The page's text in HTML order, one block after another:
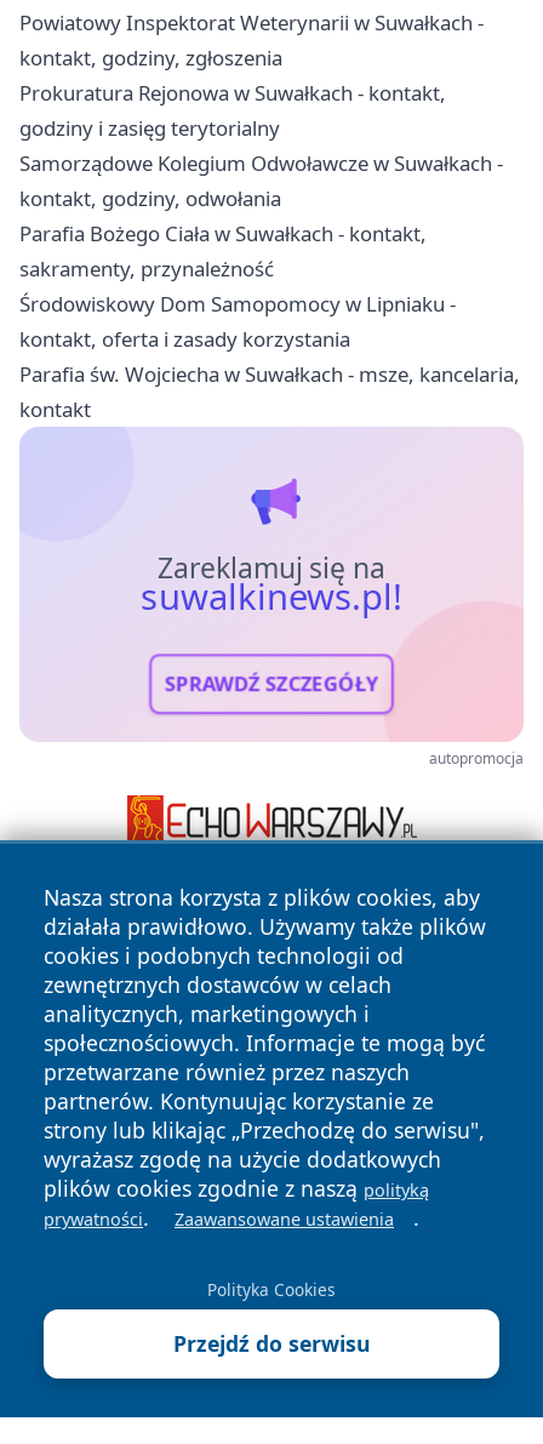
Powiatowy Inspektorat Weterynarii w Suwałkach -
kontakt, godziny, zgłoszenia
Prokuratura Rejonowa w Suwałkach - kontakt,
godziny i zasięg terytorialny
Samorządowe Kolegium Odwoławcze w Suwałkach -
kontakt, godziny, odwołania
Parafia Bożego Ciała w Suwałkach - kontakt,
sakramenty, przynależność
Środowiskowy Dom Samopomocy w Lipniaku -
kontakt, oferta i zasady korzystania
Parafia św. Wojciecha w Suwałkach - msze, kancelaria,
kontakt
Zareklamuj się na
suwalkinews.pl!
SPRAWDŹ SZCZEGÓŁY
autopromocja
Nasza strona korzysta z plików cookies, aby
działała prawidłowo. Używamy także plików
cookies i podobnych technologii od
zewnętrznych dostawców w celach
analitycznych, marketingowych i
społecznościowych. Informacje te mogą być
przetwarzane również przez naszych
partnerów. Kontynuując korzystanie ze
strony lub klikając „Przechodzę do serwisu",
wyrażasz zgodę na użycie dodatkowych
plików cookies zgodnie z naszą polityką
prywatności. Zaawansowane ustawienia .
Polityka Cookies
Przejdź do serwisu
Copyright © 2026 suwalkinews.pl Wszystkie prawa
zastrzeżone.
News Autorzy
Polityka
Prywatności
Polityka
Cookies